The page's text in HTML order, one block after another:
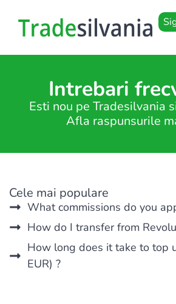
Intrebari
Esti nou pe Tradesilvania
Afla raspunsurile
Cele mai populare
What commissions do you
How do I transfer from
How long does it take to top
EUR) ?